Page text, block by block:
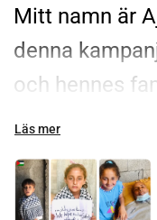
Mitt namn är
denna
och hennes
överleva det
humanitära
Med
Läs mer